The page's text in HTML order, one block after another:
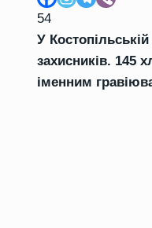
54
У
захисників. 145
іменним